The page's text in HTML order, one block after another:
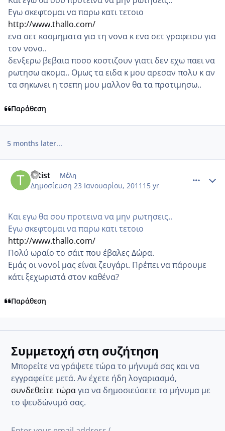
Εγω σκεφτομαι να παρω κατι τετοιο
http://www.thallo.com/
ενα σετ κοσμηματα για τη νονα κ ενα σετ γραφειου για
τον νονο..
δενξερω βεβαια ποσο κοστιζουν γιατι δεν εχω παει να
ρωτησω ακομα.. Ομως τα ειδα κ μου αρεσαν πολυ κ αν
τα σηκωνει η τσεπη μου μαλλον θα τα προτιμησω..
Παράθεση
5 months later...
tatist Μέλη
Δημοσίευση 23 Ιανουαρίου, 2011 15 yr
Και εγω θα σου προτεινα να μην ρωτησεις..
Εγω σκεφτομαι να παρω κατι τετοιο
http://www.thallo.com/
Πολύ ωραίο το σάιτ που έβαλες Δώρα.
Εμάς οι νονοί μας είναι ζευγάρι. Πρέπει να πάρουμε
κάτι ξεχωριστά στον καθένα?
Παράθεση
Συμμετοχή στη συζήτηση
Μπορείτε να γράψετε τώρα το μήνυμά σας και να
εγγραφείτε μετά. Αν έχετε ήδη λογαριασμό,
συνδεθείτε τώραγια να δημοσιεύσετε το μήνυμα με
το ψευδώνυμό σας.